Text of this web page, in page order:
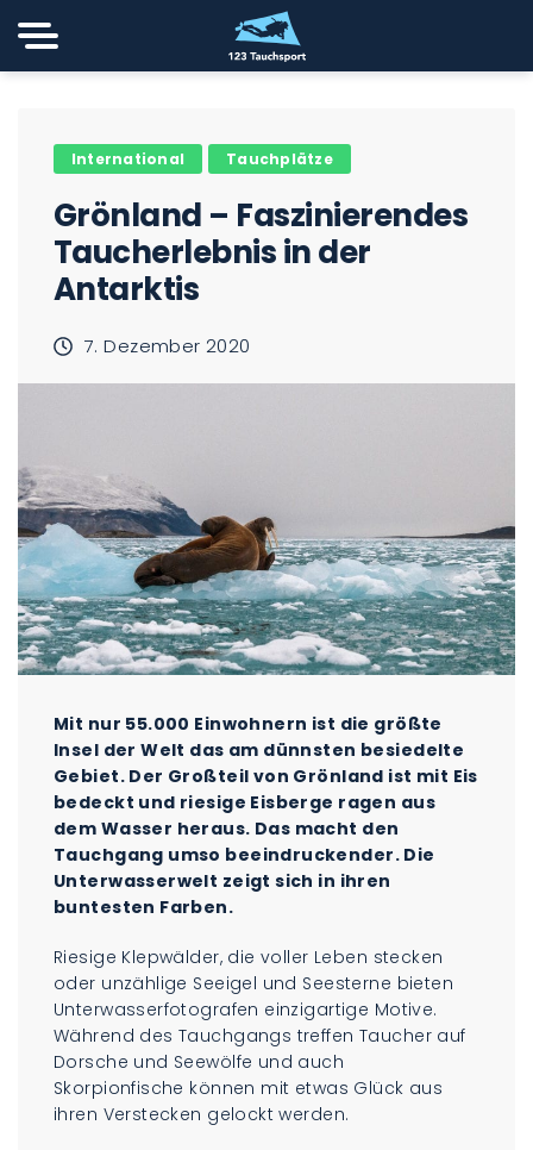
International Tauchplätze
Grönland – Faszinierendes
Taucherlebnis in der
Antarktis
7. Dezember 2020
Mit nur 55.000 Einwohnern ist die größte
Insel der Welt das am dünnsten besiedelte
Gebiet. Der Großteil von Grönland ist mit Eis
bedeckt und riesige Eisberge ragen aus
dem Wasser heraus. Das macht den
Tauchgang umso beeindruckender. Die
Unterwasserwelt zeigt sich in ihren
buntesten Farben.
Riesige Klepwälder, die voller Leben stecken
oder unzählige Seeigel und Seesterne bieten
Unterwasserfotografen einzigartige Motive.
Während des Tauchgangs treffen Taucher auf
Dorsche und Seewölfe und auch
Skorpionfische können mit etwas Glück aus
ihren Verstecken gelockt werden.